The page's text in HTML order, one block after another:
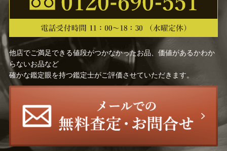
他店でご満足できる値段がつかなかったお品、価値があるかわか
らないお品など
確かな鑑定眼を持つ鑑定士がご評価させていただきます。